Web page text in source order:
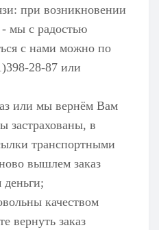
при возникновении
мы с радостью
с нами можно по
28-87 или
или мы вернём Вам
застрахованы, в
транспортными
вышлем заказ
качеством
вернуть заказ